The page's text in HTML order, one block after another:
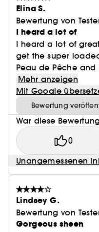
Elina S.
Bewertung von
I heard a lot of
I heard a lot of
get the super
Peau de Pêche and
Mehr anzeigen
Mit Google
Bewertung
War diese
0
Unangemessenen
Lindsey G.
Bewertung von
Gorgeous sheen